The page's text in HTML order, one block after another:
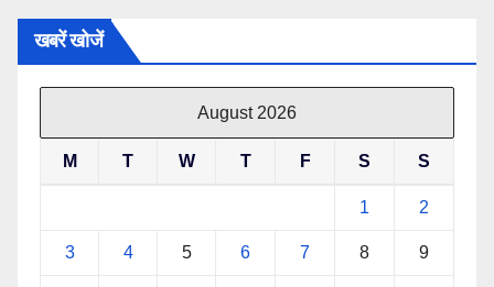
खबरें खोजें
August 2026
M T W T F S S
1 2
3 4 5 6 7 8 9